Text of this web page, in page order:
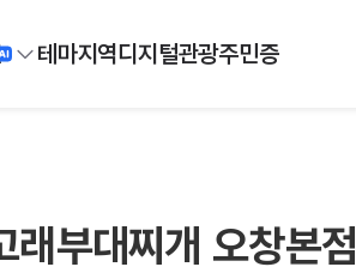
테마지역디지털관광주민증
래부대찌개 오창본점